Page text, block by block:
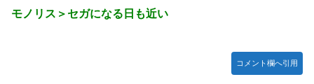
モノリス＞セガになる日も近い
コメント欄へ引用